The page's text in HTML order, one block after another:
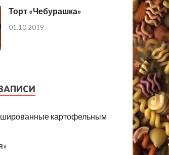
Торт «Чебурашка»
01.10.2019
картофельным